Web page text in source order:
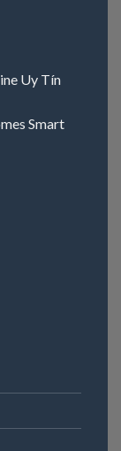
Uy Tín
Smart